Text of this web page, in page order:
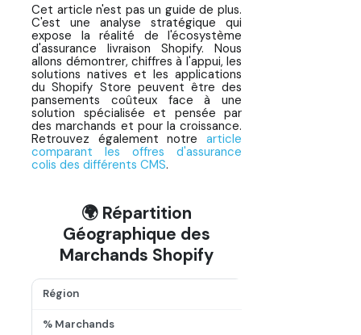
Cet article n'est pas un guide de plus.
C'est une analyse stratégique qui
expose la réalité de l'écosystème
d'assurance livraison Shopify. Nous
allons démontrer, chiffres à l'appui, les
solutions natives et les applications
du Shopify Store peuvent être des
pansements coûteux face à une
solution spécialisée et pensée par
des marchands et pour la croissance.
Retrouvez également notre article
comparant les offres d'assurance
colis des différents CMS.
🌍 Répartition
Géographique des
Marchands Shopify